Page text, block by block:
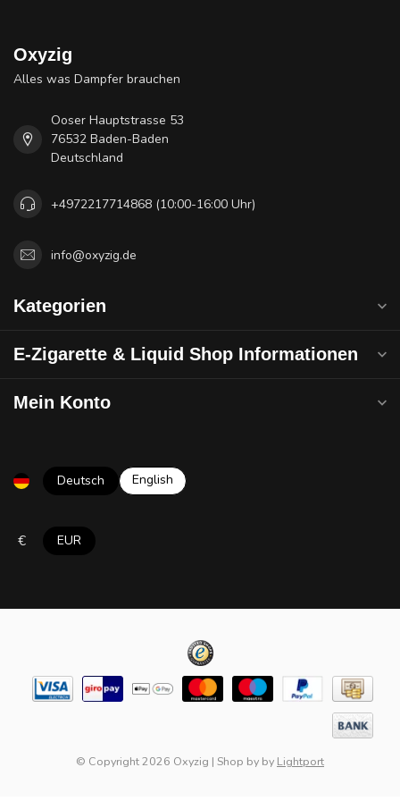
Oxyzig
Alles was Dampfer brauchen
Ooser Hauptstrasse 53
76532 Baden-Baden
Deutschland
+4972217714868 (10:00-16:00 Uhr)
info@oxyzig.de
Kategorien
E-Zigarette & Liquid Shop Informationen
Mein Konto
Deutsch English
€ EUR
© Copyright 2026 Oxyzig | Shop by by Lightport